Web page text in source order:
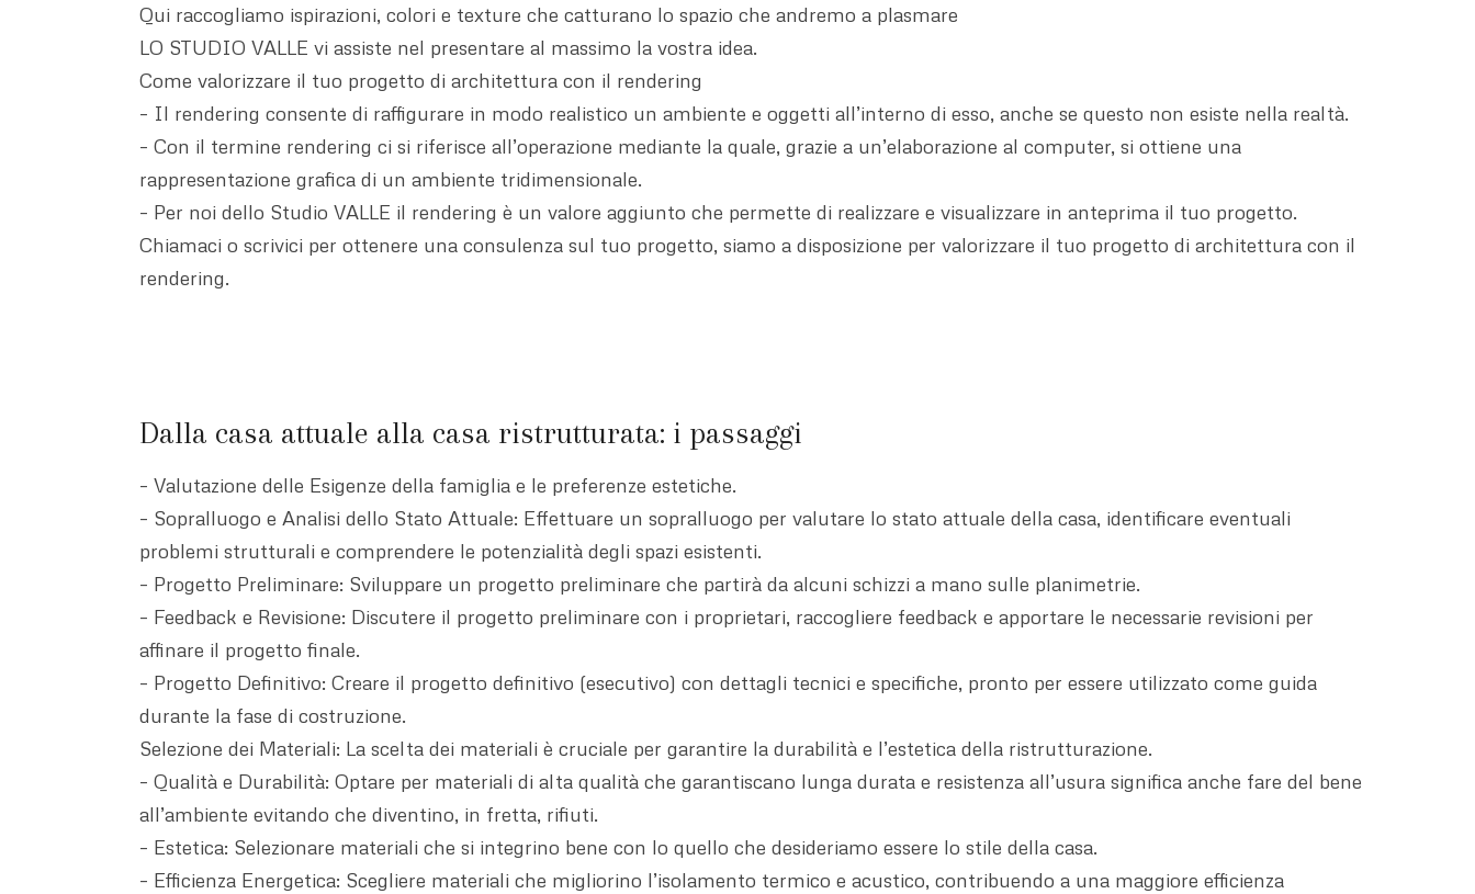
Qui raccogliamo ispirazioni, colori e texture che catturano lo spazio che andremo a plasmare
LO STUDIO VALLE vi assiste nel presentare al massimo la vostra idea.
Come valorizzare il tuo progetto di architettura con il rendering
– Il rendering consente di raffigurare in modo realistico un ambiente e oggetti all’interno di esso, anche se questo non esiste nella realtà.
– Con il termine rendering ci si riferisce all’operazione mediante la quale, grazie a un’elaborazione al computer, si ottiene una
rappresentazione grafica di un ambiente tridimensionale.
– Per noi dello Studio VALLE il rendering è un valore aggiunto che permette di realizzare e visualizzare in anteprima il tuo progetto.
Chiamaci o scrivici per ottenere una consulenza sul tuo progetto, siamo a disposizione per valorizzare il tuo progetto di architettura con il
rendering.
Dalla casa attuale alla casa ristrutturata: i passaggi
– Valutazione delle Esigenze della famiglia e le preferenze estetiche.
– Sopralluogo e Analisi dello Stato Attuale: Effettuare un sopralluogo per valutare lo stato attuale della casa, identificare eventuali
problemi strutturali e comprendere le potenzialità degli spazi esistenti.
– Progetto Preliminare: Sviluppare un progetto preliminare che partirà da alcuni schizzi a mano sulle planimetrie.
– Feedback e Revisione: Discutere il progetto preliminare con i proprietari, raccogliere feedback e apportare le necessarie revisioni per
affinare il progetto finale.
– Progetto Definitivo: Creare il progetto definitivo (esecutivo) con dettagli tecnici e specifiche, pronto per essere utilizzato come guida
durante la fase di costruzione.
Selezione dei Materiali: La scelta dei materiali è cruciale per garantire la durabilità e l’estetica della ristrutturazione.
– Qualità e Durabilità: Optare per materiali di alta qualità che garantiscano lunga durata e resistenza all’usura significa anche fare del bene
all’ambiente evitando che diventino, in fretta, rifiuti.
– Estetica: Selezionare materiali che si integrino bene con lo quello che desideriamo essere lo stile della casa.
– Efficienza Energetica: Scegliere materiali che migliorino l’isolamento termico e acustico, contribuendo a una maggiore efficienza